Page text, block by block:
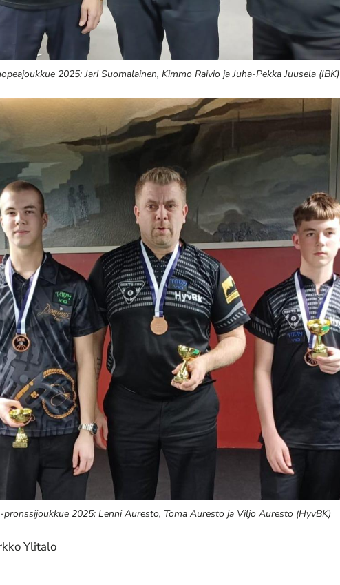
2025: Jari Suomalainen, Kimmo Raivio ja Juha-Pekka Juusela (IBK)
pronssijoukkue 2025: Lenni Auresto, Toma Auresto ja Viljo Auresto (HyvBK)
Ylitalo